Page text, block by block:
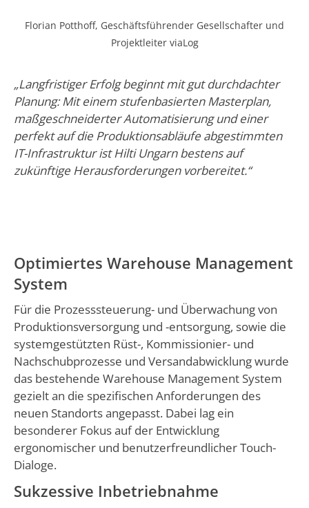
Florian Potthoff, Geschäftsführender Gesellschafter und
Projektleiter viaLog
„Langfristiger Erfolg beginnt mit gut durchdachter
Planung: Mit einem stufenbasierten Masterplan,
maßgeschneiderter Automatisierung und einer
perfekt auf die Produktionsabläufe abgestimmten
IT-Infrastruktur ist Hilti Ungarn bestens auf
zukünftige Herausforderungen vorbereitet.“
Optimiertes Warehouse Management
System
Für die Prozesssteuerung- und Überwachung von
Produktionsversorgung und -entsorgung, sowie die
systemgestützten Rüst-, Kommissionier- und
Nachschubprozesse und Versandabwicklung wurde
das bestehende Warehouse Management System
gezielt an die spezifischen Anforderungen des
neuen Standorts angepasst. Dabei lag ein
besonderer Fokus auf der Entwicklung
ergonomischer und benutzerfreundlicher Touch-
Dialoge.
Sukzessive Inbetriebnahme